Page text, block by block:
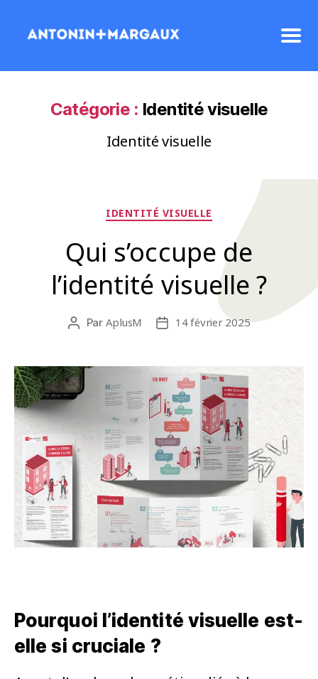
Catégorie : Identité visuelle
Identité visuelle
Catégories
IDENTITÉ VISUELLE
Qui s’occupe de
l’identité visuelle ?
Auteur
Par AplusM
Date14 février 2025
Pourquoi l’identité visuelle est-
elle si cruciale ?